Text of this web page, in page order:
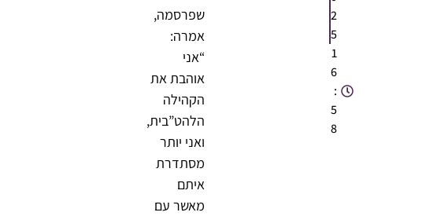
2
5
1
6
:
5
8
שפרסמה,
אמרה:
“אני
אוהבת את
הקהילה
הלהט”בית,
ואני יותר
מסתדרת
איתם
מאשר עם